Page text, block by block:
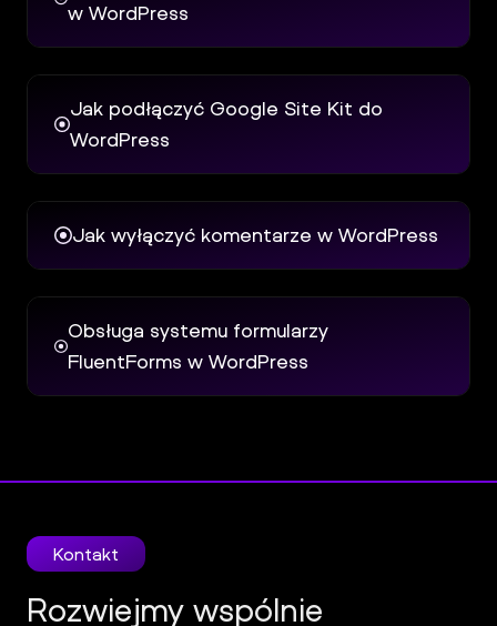
w WordPress
Jak podłączyć Google Site Kit do
WordPress
Jak wyłączyć komentarze w WordPress
Obsługa systemu formularzy
FluentForms w WordPress
Kontakt
Rozwiejmy wspólnie